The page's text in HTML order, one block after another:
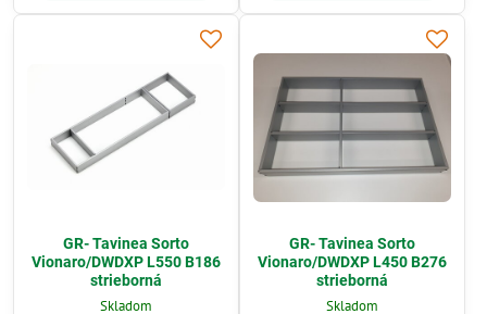
GR- Tavinea Sorto
Vionaro/DWDXP L550 B186
strieborná
Skladom
GR- Tavinea Sorto
Vionaro/DWDXP L450 B276
strieborná
Skladom